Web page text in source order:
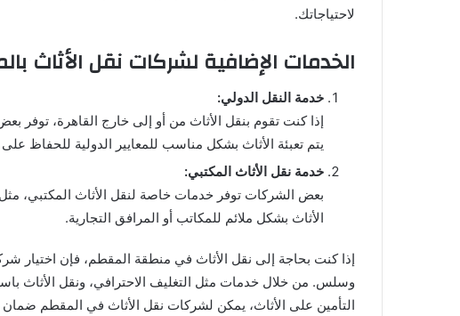
لاحتياجاتك.
الخدمات الإضافية لشركات نقل الأثاث
خدمة النقل الدولي:
إذا كنت تقوم بنقل الأثاث من أو إلى خارج القاهرة،
يتم تعبئة الأثاث بشكل مناسب للمعايير الدولية للحفاظ
خدمة نقل الأثاث المكتبي:
بعض الشركات توفر خدمات خاصة لنقل الأثاث المكتبي،
الأثاث بشكل ملائم للمكاتب أو المرافق التجارية.
إذا كنت بحاجة إلى نقل الأثاث في منطقة المقطم، فإن اختيار
وسلس. من خلال خدمات مثل التغليف الاحترافي، ونقل الأثاث
التأمين على الأثاث، يمكن لشركات نقل الأثاث في المقطم ضمان